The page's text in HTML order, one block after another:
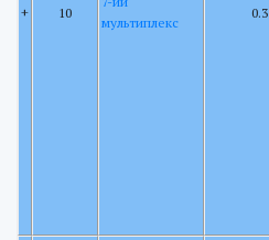
+ 10
мультиплекс
0.3